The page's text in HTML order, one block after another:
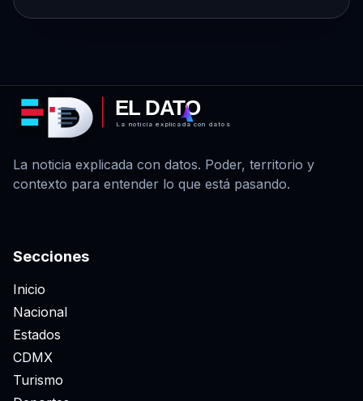
EL DATO
La noticia explicada con datos
La noticia explicada con datos. Poder, territorio y
contexto para entender lo que está pasando.
Secciones
Inicio
Nacional
Estados
CDMX
Turismo